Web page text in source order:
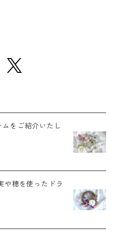
をご紹介いたし
や穂を使ったドラ